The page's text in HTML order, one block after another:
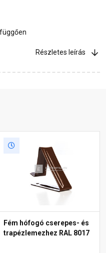
Részletes leírás
Fém hófogó cserepes- és
trapézlemezhez RAL 8017